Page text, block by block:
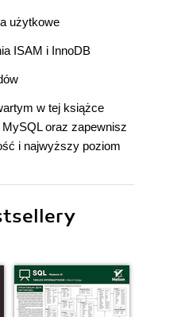
użytkowe
ISAM i InnoDB
w tej książce
oraz zapewnisz
i najwyższy poziom